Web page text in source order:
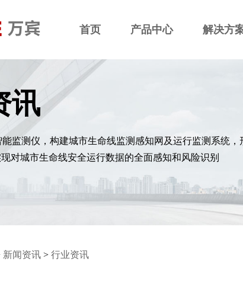
首页 产品中心 解决方
讯
监测仪，构建城市生命线监测感知网及运行监测系统，
对城市生命线安全运行数据的全面感知和风险识别
新闻资讯 >行业资讯